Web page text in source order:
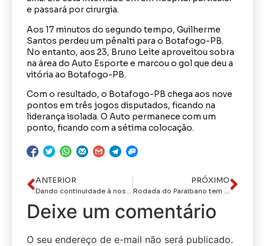
e passará por cirurgia.
Aos 17 minutos do segundo tempo, Guilherme
Santos perdeu um pênalti para o Botafogo-PB.
No entanto, aos 23, Bruno Leite aproveitou sobra
na área do Auto Esporte e marcou o gol que deu a
vitória ao Botafogo-PB.
Com o resultado, o Botafogo-PB chega aos nove
pontos em três jogos disputados, ficando na
liderança isolada. O Auto permanece com um
ponto, ficando com a sétima colocação.
ANTERIOR
Dando continuidade à nossa entrevista com o secretario executivo do orçamento democrático do estado, Júnior Caroé, na CPAD-FM
PRÓXIMO
Rodada do Paraibano tem clássico dos Maiorais neste domingo
Deixe um comentário
O seu endereço de e-mail não será publicado.